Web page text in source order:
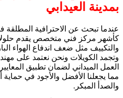
بمدينة العيدابي
عندما تبحث عن الاحترافية المطلقة
كأشهر مركز فني متخصص يقدم
والتكييف مثل ضعف اندفاع الهواء
وتجمد الكويلات ونحن نعتمد على
العمل الميداني لضمان تطبيق
مما يجعلنا الأفضل والأجود في حماية
والصدأ المبكر.